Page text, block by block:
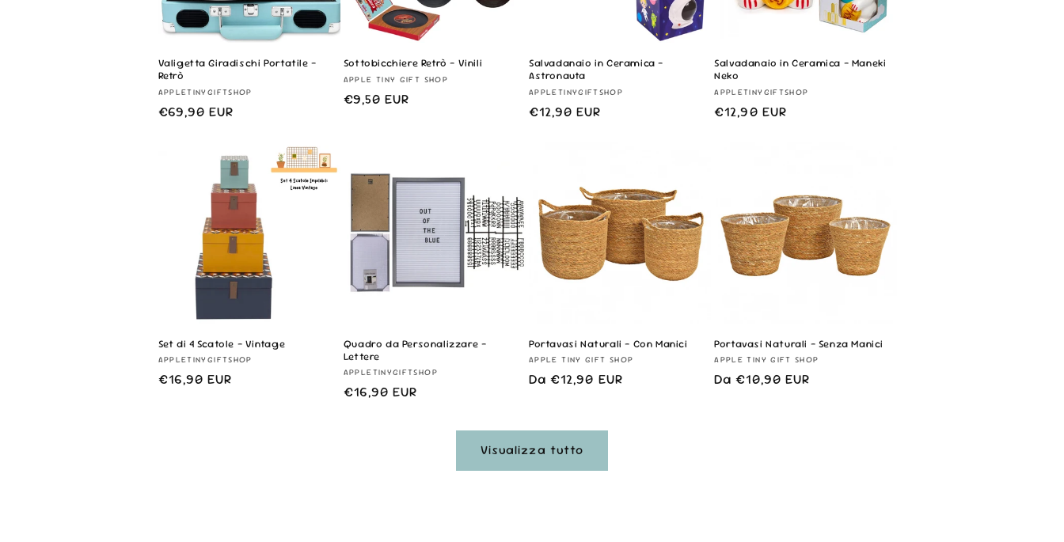
Valigetta Giradischi Portatile -
Retrò
Fornitore:
APPLETINYGIFTSHOP
Prezzo
€69,90 EUR
Sottobicchiere Retrò - Vinili
Fornitore:
APPLE TINY GIFT SHOP
Prezzo
€9,50 EUR
Salvadanaio in Ceramica -
Astronauta
Fornitore:
APPLETINYGIFTSHOP
Prezzo
€12,90 EUR
Salvadanaio in Ceramica - Maneki
Neko
Fornitore:
APPLETINYGIFTSHOP
Prezzo
€12,90 EUR
Set di 4 Scatole - Vintage
Fornitore:
APPLETINYGIFTSHOP
Prezzo
€16,90 EUR
Quadro da Personalizzare -
Lettere
Fornitore:
APPLETINYGIFTSHOP
Prezzo
€16,90 EUR
Portavasi Naturali - Con Manici
Fornitore:
APPLE TINY GIFT SHOP
Prezzo
Da €12,90 EUR
Portavasi Naturali - Senza Manici
Fornitore:
APPLE TINY GIFT SHOP
Prezzo
Da €10,90 EUR
Visualizza tutto